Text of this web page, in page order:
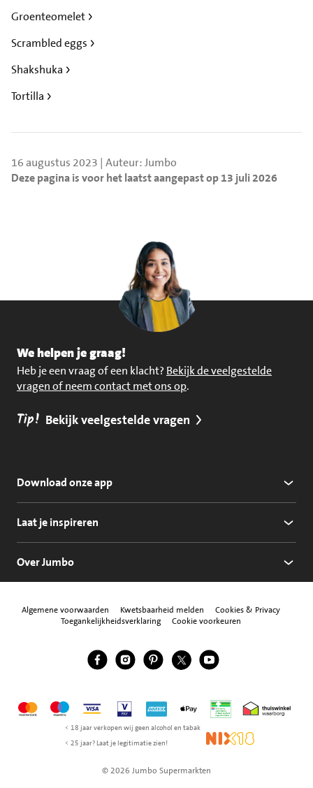
Groenteomelet
Scrambled eggs
Shakshuka
Tortilla
16 augustus 2023 | Auteur: Jumbo
Deze pagina is voor het laatst aangepast op 13 juli 2026
We helpen je graag!
Heb je een vraag of een klacht? Bekijk de veelgestelde
vragen of neem contact met ons op.
Tip! Bekijk veelgestelde vragen
Download onze app
Laat je inspireren
Over Jumbo
Algemene voorwaarden Kwetsbaarheid melden
Cookies & Privacy
Toegankelijkheidsverklaring
Cookie voorkeuren
Volg ons
Jumbo Facebook
Jumbo Instagram
Jumbo Pinterest
Jumbo Twitter
Jumbo YouTube
MastercardMaestroVisa Vpay American Express
Apple Pay Thuiswinkel
< 18 jaar verkopen wij geen alcohol en tabak
< 25 jaar? Laat je legitimatie zien!
NIX18
© 2026 Jumbo Supermarkten